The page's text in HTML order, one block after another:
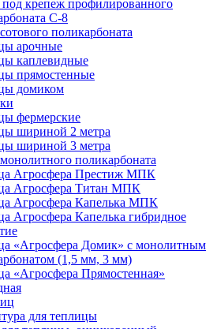
крепеж профилированного
С-8
поликарбоната
арочные
каплевидные
прямостенные
домиком
фермерские
шириной 2 метра
шириной 3 метра
поликарбоната
Агросфера Престиж МПК
Агросфера Титан МПК
Агросфера Капелька МПК
Агросфера Капелька гибридное
«Агросфера Домик» с монолитным
(1,5 мм, 3 мм)
«Агросфера Прямостенная»
для теплицы